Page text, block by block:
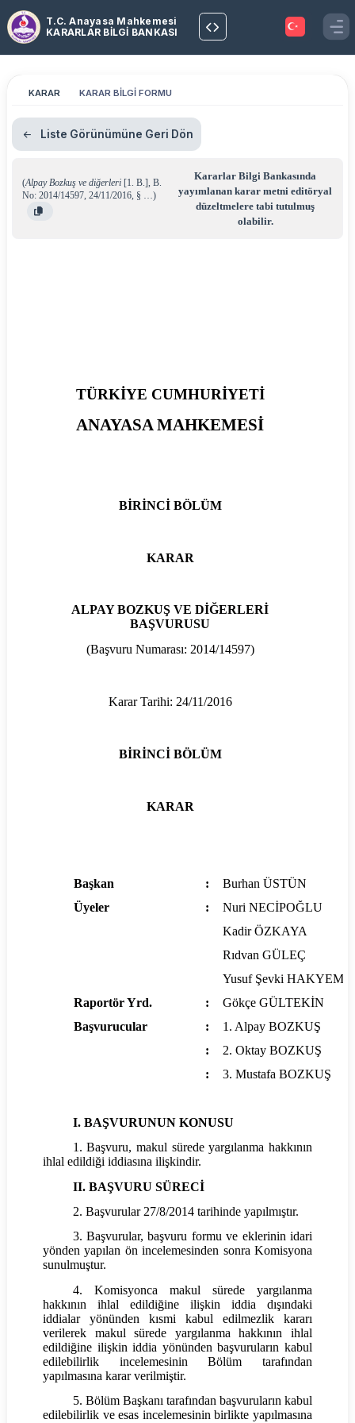
T.C. Anayasa Mahkemesi
KARARLAR BİLGİ BANKASI
KARAR KARAR BİLGİ FORMU
Liste Görünümüne Geri Dön
(Alpay Bozkuş ve diğerleri [1. B.], B.
No: 2014/14597, 24/11/2016, § …)
Kararlar Bilgi Bankasında
yayımlanan karar metni editöryal
düzeltmelere tabi tutulmuş
olabilir.